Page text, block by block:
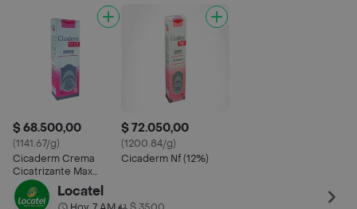
$ 68.500,00
(1141.67/g)
Cicaderm Crema
Cicatrizante Max
Protege Regenera
Humecta
$ 72.050,00
(1200.84/g)
Cicaderm Nf (12%)
Locatel
•